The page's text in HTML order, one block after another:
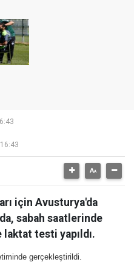
için Avusturya'da
sabah saatlerinde
testi yapıldı.
gerçekleştirildi.